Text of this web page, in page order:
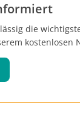
die
kostenlosen